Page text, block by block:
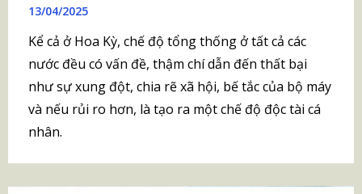
13/04/2025
Kể cả ở Hoa Kỳ, chế độ tổng thống ở tất cả các
nước đều có vấn đề, thậm chí dẫn đến thất bại
như sự xung đột, chia rẽ xã hội, bế tắc của bộ máy
và nếu rủi ro hơn, là tạo ra một chế độ độc tài cá
nhân.